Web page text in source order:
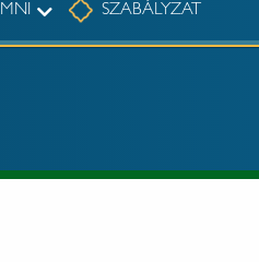
AlumniSZABÁLYZAT